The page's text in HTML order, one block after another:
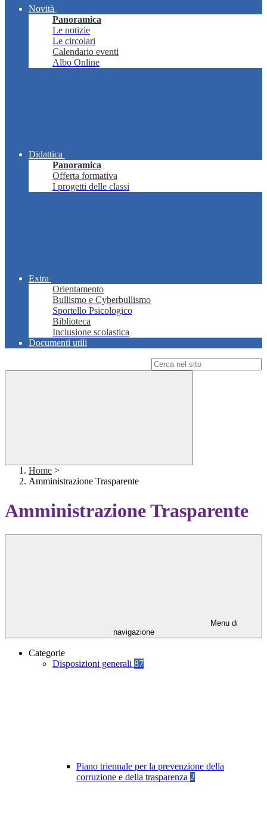
Novità
Panoramica
Le notizie
Le circolari
Calendario eventi
Albo Online
Didattica
Panoramica
Offerta formativa
I progetti delle classi
Extra
Orientamento
Bullismo e Cyberbullismo
Sportello Psicologico
Biblioteca
Inclusione scolastica
Documenti utili
Home >
Amministrazione Trasparente
Amministrazione Trasparente
Menu di
navigazione
Categorie
Disposizioni generali 87
Piano triennale per la prevenzione della
corruzione e della trasparenza 2